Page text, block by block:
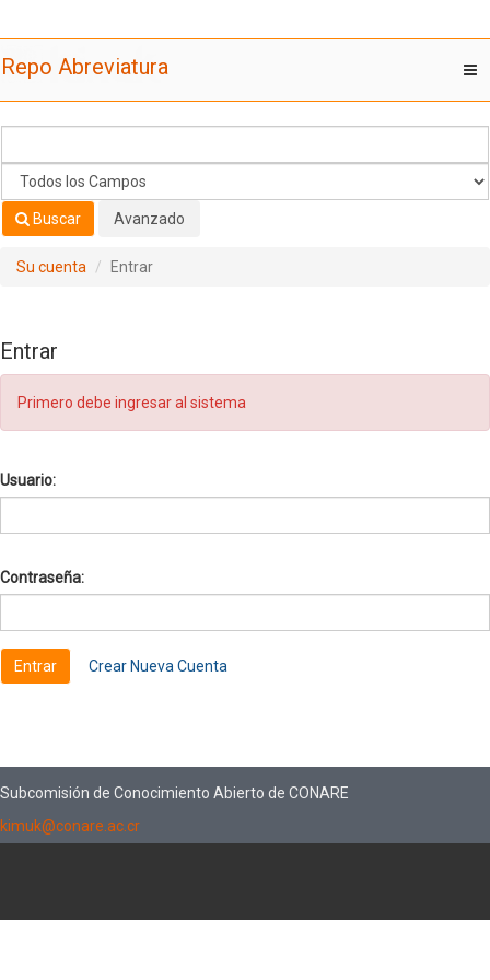
Repo Abreviatura
Buscar Avanzado
Su cuenta Entrar
Entrar
Primero debe ingresar al sistema
Usuario:
Contraseña:
Crear Nueva Cuenta
Subcomisión de Conocimiento Abierto de CONARE
kimuk@conare.ac.cr